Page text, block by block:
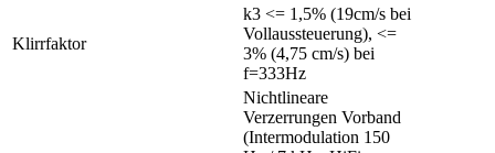
Klirrfaktor
k3 <= 1,5% (19cm/s bei
Vollaussteuerung), <=
3% (4,75 cm/s) bei
f=333Hz
Nichtlineare
Verzerrungen Vorband
(Intermodulation 150